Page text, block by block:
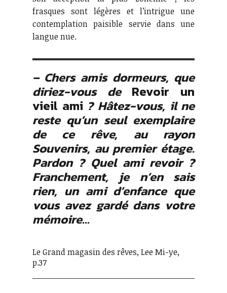
frasques sont légères et l’intrigue une
contemplation paisible servie dans une
langue nue.
– Chers amis dormeurs, que
diriez-vous de Revoir un
vieil ami ? Hâtez-vous, il ne
reste qu’un seul exemplaire
de ce rêve, au rayon
Souvenirs, au premier étage.
Pardon ? Quel ami revoir ?
Franchement, je n’en sais
rien, un ami d’enfance que
vous avez gardé dans votre
mémoire…
Le Grand magasin des rêves, Lee Mi-ye,
p.37